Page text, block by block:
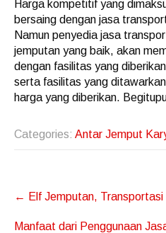
Harga kompetitif yang
bersaing dengan jasa
Namun penyedia jasa
jemputan yang baik, akan
dengan fasilitas yang
serta fasilitas yang
harga yang diberikan.
Categories: Antar Jemput
Post
navigation
← Elf Jemputan,
Manfaat dari Penggunaan